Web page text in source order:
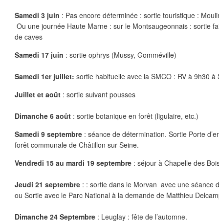
Samedi 3 juin : Pas encore déterminée : sortie touristique :
Ou une journée Haute Marne : sur le Montsaugeonnais : sortie
de caves
Samedi 17 juin : sortie ophrys (Mussy, Gomméville)
Samedi 1er juillet: sortie habituelle avec la SMCO : RV à 9h30
Juillet et août : sortie suivant pousses
Dimanche 6 août : sortie botanique en forêt (ligulaire, etc.)
Samedi 9 septembre : séance de détermination. Sortie Porte
forêt communale de Châtillon sur Seine.
Vendredi 15 au mardi 19 septembre : séjour à Chapelle des
Jeudi 21 septembre : : sortie dans le Morvan avec une séance
ou Sortie avec le Parc National à la demande de Matthieu
Dimanche 24 Septembre : Leuglay : fête de l’automne.